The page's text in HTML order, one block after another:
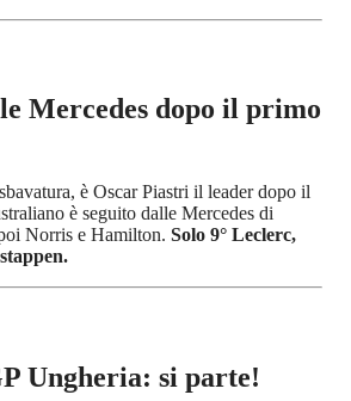
Mercedes dopo il primo
è Oscar Piastri il leader dopo il
è seguito dalle Mercedes di
Norris e Hamilton. Solo 9° Leclerc,
Ungheria: si parte!